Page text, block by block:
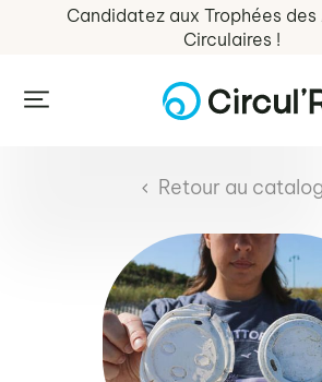
Candidatez aux Trophées des
Circulaires !
Retour au